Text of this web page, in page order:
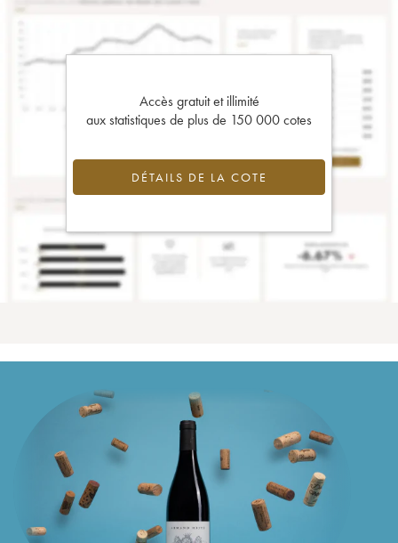
Accès gratuit et illimité
aux statistiques de plus de 150 000 cotes
DÉTAILS DE LA COTE